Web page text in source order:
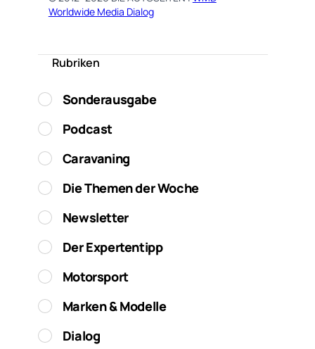
Worldwide Media Dialog
Rubriken
Sonderausgabe
Podcast
Caravaning
Die Themen der Woche
Newsletter
Der Expertentipp
Motorsport
Marken & Modelle
Dialog